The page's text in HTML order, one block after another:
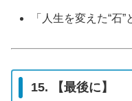
「人生を変えた“石
15. 【最後に】